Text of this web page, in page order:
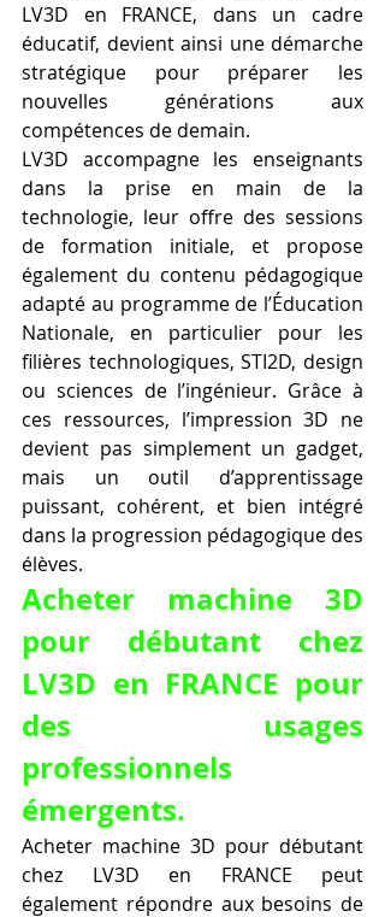
LV3D en FRANCE, dans un cadre
éducatif, devient ainsi une démarche
stratégique pour préparer les
nouvelles générations aux
compétences de demain.
LV3D accompagne les enseignants
dans la prise en main de la
technologie, leur offre des sessions
de formation initiale, et propose
également du contenu pédagogique
adapté au programme de l’Éducation
Nationale, en particulier pour les
filières technologiques, STI2D, design
ou sciences de l’ingénieur. Grâce à
ces ressources, l’impression 3D ne
devient pas simplement un gadget,
mais un outil d’apprentissage
puissant, cohérent, et bien intégré
dans la progression pédagogique des
élèves.
Acheter machine 3D
pour débutant chez
LV3D en FRANCE pour
des usages
professionnels
émergents.
Acheter machine 3D pour débutant
chez LV3D en FRANCE peut